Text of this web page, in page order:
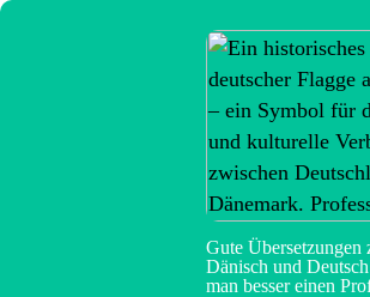
Gute Übersetzungen
Dänisch und
man besser einen